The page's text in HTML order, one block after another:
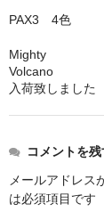
マウスピ
シーシャ
BFG Dani
BFGセット
PAX3 4色
Mighty
Volcano
入荷致しました
コメントを残
メールアドレス
は必須項目です